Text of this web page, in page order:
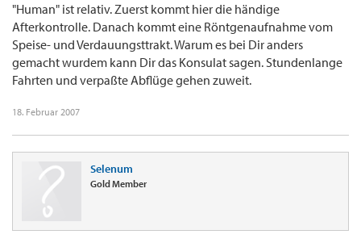
"Human" ist relativ. Zuerst kommt hier die händige
Afterkontrolle. Danach kommt eine Röntgenaufnahme vom
Speise- und Verdauungsttrakt. Warum es bei Dir anders
gemacht wurdem kann Dir das Konsulat sagen. Stundenlange
Fahrten und verpaßte Abflüge gehen zuweit.
18. Februar 2007
Selenum
Gold Member